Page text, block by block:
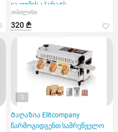
ვაკუუმის აპარატს
თბილისი
320 ₾
3
Მაღაზია Elitcompany
წარმოგიდგენთ სამრეწველო